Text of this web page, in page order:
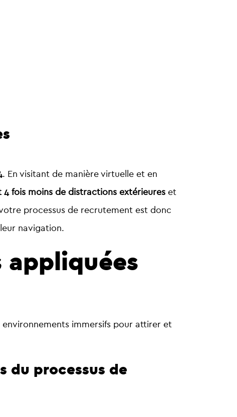
. En visitant de manière virtuelle et en
fois moins de distractions extérieures et
processus de recrutement est donc
navigation.
environnements immersifs pour attirer et
du processus de